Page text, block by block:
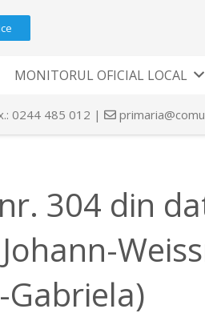
MONITORUL OFICIAL LOCAL
0244 485 012 |
304 din